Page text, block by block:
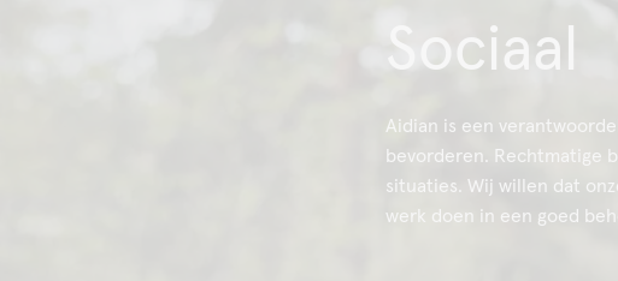
Sociaal
Aidian is een
bevorderen. Rechtmatige
situaties. Wij willen dat
werk doen in een goed